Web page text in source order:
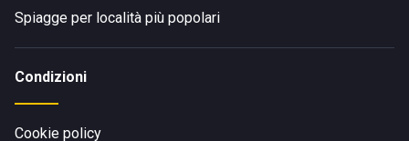
Spiagge per località più popolari
Condizioni
Cookie policy